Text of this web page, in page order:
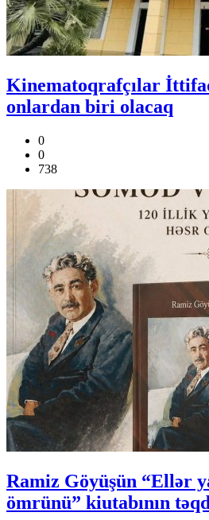
Kinematoqrafçılar
onlardan biri olacaq
0
0
738
Ramiz Göyüşün “Ellər
ömrünü” kiutabının